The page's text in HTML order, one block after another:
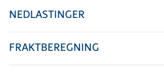
NEDLASTINGER
FRAKTBEREGNING